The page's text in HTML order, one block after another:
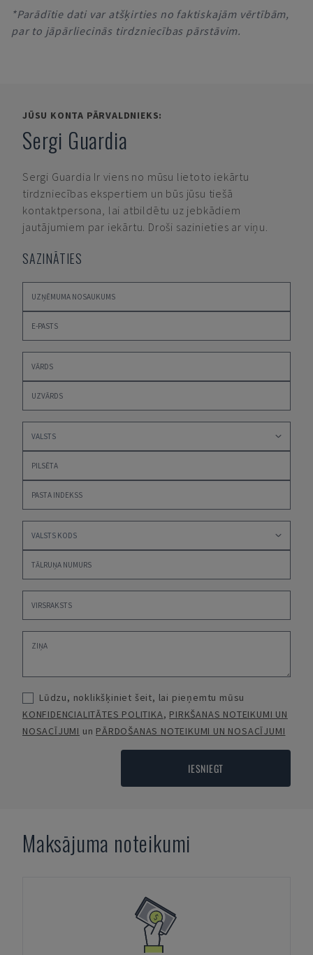
*Parādītie dati var atšķirties no faktiskajām vērtībām,
par to jāpārliecinās tirdzniecības pārstāvim.
JŪSU KONTA PĀRVALDNIEKS:
Sergi Guardia
Sergi Guardia Ir viens no mūsu lietoto iekārtu
tirdzniecības ekspertiem un būs jūsu tiešā
kontaktpersona, lai atbildētu uz jebkādiem
jautājumiem par iekārtu. Droši sazinieties ar viņu.
SAZINĀTIES
Lūdzu, noklikšķiniet šeit, lai pieņemtu mūsu
KONFIDENCIALITĀTES POLITIKA, PIRKŠANAS NOTEIKUMI UN
NOSACĪJUMI un PĀRDOŠANAS NOTEIKUMI UN NOSACĪJUMI
IESNIEGT
Maksājuma noteikumi